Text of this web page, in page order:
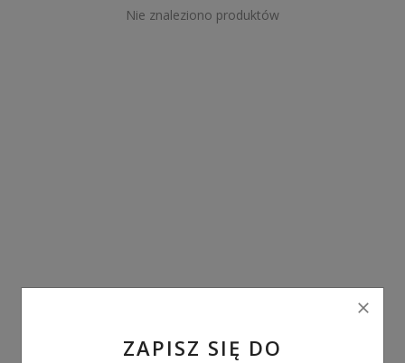
Wyposażenie i akcesoria samochodowe
ZAPISZ SIĘ DO
Nie znaleziono produktów